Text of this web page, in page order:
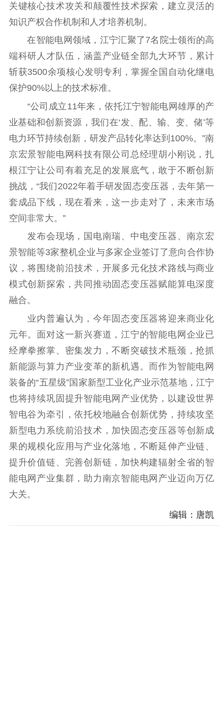
关键核心技术攻关和颠覆性技术探索，建立灵活的
知识产权合作机制和人才培养机制。
在智能电网领域，江宁汇聚了7名院士领衔的高
端科研人才队伍，涵盖产业链全部九大环节，累计
斩获3500余项核心发明专利，掌握全国自动化继电
保护90%以上的技术标准。
“公司成立11年来，依托江宁智能电网雄厚的产
业基础和创新资源，我们在‘发、配、输、变、储’等
电力环节持续创新，研发产品转化率达到100%。”南
京宏景智能电网科技有限公司总经理胡小刚说，扎
根江宁让公司有着充足的发展底气，敢于不断创新
挑战，“我们2022年着手研发固态变压器，去年第一
套成品下线，现在看来，这一步走对了，未来市场
空间非常大。”
发布会现场，国电南瑞、中电变压器、南京宏
景智能等3家整机企业与多家企业签订了意向合作协
议，将围绕前沿技术，开展多元化技术路线与商业
模式创新探索，共同推动固态变压器赋能算电深度
融合。
业内普遍认为，今年固态变压器将迎来商业化
元年。面对这一新兴赛道，江宁的智能电网企业已
经摩拳擦掌、密集发力，不断突破技术瓶颈，抢抓
新能源与算力产业变革的新机遇。而作为智能电网
装备的“五星级”国家新型工业化产业示范基地，江宁
也将持续巩固提升智能电网产业优势，以建设世界
智电谷为牵引，依托校地融合创新优势，持续攻坚
新型电力系统前沿技术，加快固态变压器等创新成
果的规模化应用与产业化落地，不断延伸产业链、
提升价值链、完善创新链，加快构建辐射全省的智
能电网产业集群，助力南京智能电网产业迈向万亿
大关。
编辑：唐凯